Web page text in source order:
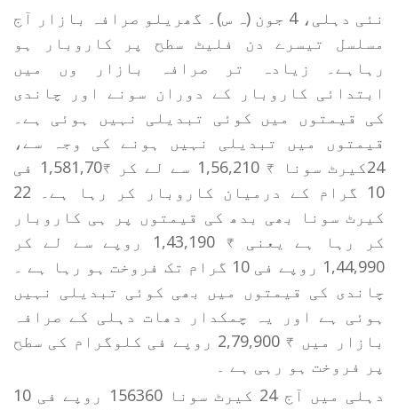
نئی دہلی، 4 جون (ہ س)۔ گھریلو صرافہ بازار آج
مسلسل تیسرے دن فلیٹ سطح پر کاروبار ہو
رہاہے۔ زیادہ تر صرافہ بازار وں میں
ابتدائی کاروبار کے دوران سونے اور چاندی
کی قیمتوں میں کوئی تبدیلی نہیں ہوئی ہے۔
قیمتوں میں تبدیلی نہیں ہونے کی وجہ سے،
24کیرٹ سونا ₹ 1,56,210 سے لے کر ₹1,581,70 فی
10 گرام کے درمیان کاروبار کر رہا ہے۔ 22
کیرٹ سونا بھی بدھ کی قیمتوں پر ہی کاروبار
کر رہا ہے یعنی ₹ 1,43,190 روپے سے لے کر
1,44,990 روپے فی 10 گرام تک فروخت ہو رہا ہے ۔
چاندی کی قیمتوں میں بھی کوئی تبدیلی نہیں
ہوئی ہے اور یہ چمکدار دھات دہلی کے صرافہ
بازار میں ₹ 2,79,900 روپے فی کلوگرام کی سطح
پر فروخت ہو رہی ہے ۔
دہلی میں آج 24 کیرٹ سونا 156360 روپے فی 10